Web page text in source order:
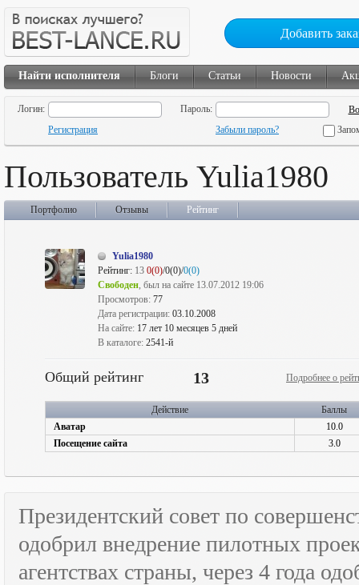
Добавить
Найти исполнителя Блоги Статьи Новости
Логин:
Пароль:
Регистрация
Забыли пароль?
Пользователь Yulia1980
Портфолио Отзывы Рейтинг
Yulia1980
Рейтинг: 13 0(0)/0(0)/0(0)
Свободен, был на сайте 13.07.2012 19:06
Просмотров: 77
Дата регистрации: 03.10.2008
На сайте: 17 лет 10 месяцев 5 дней
В каталоге: 2541-й
Общий рейтинг 13 Подробнее о
Действие
Баллы
Аватар
10.0
Посещение сайта
3.0
Президентский совет по
одобрил внедрение пилотных
агентствах страны, через 4 года